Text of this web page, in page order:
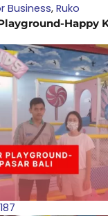
Business, Ruko
Happy